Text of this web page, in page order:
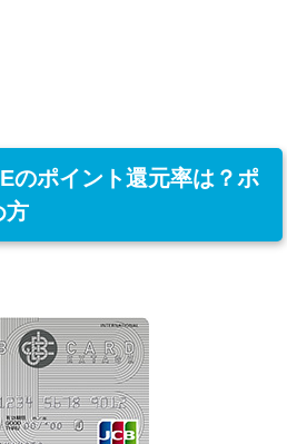
のポイント還元率は？ポ
方